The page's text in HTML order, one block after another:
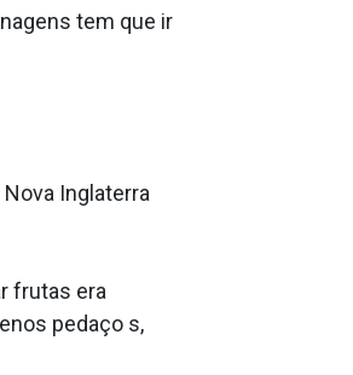
tem que ir
Inglaterra
frutas era
pedaço s,